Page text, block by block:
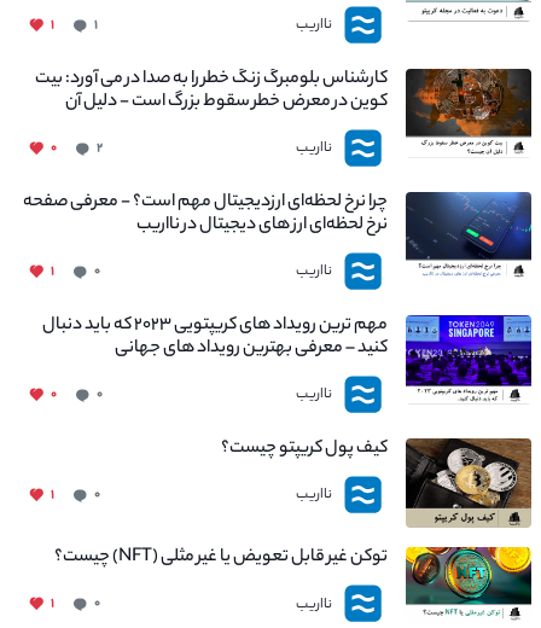
نااریب ۱ ۱
کارشناس بلومبرگ زنگ خطر را به صدا در می آورد: بیت
کوین در معرض خطر سقوط بزرگ است - دلیل آن
چیست؟
نااریب ۲ ۰
چرا نرخ لحظه‌ای ارزدیجیتال مهم است؟ - معرفی صفحه
نرخ لحظه‌ای ارز های دیجیتال در نااریب
نااریب ۰ ۱
مهم ترین رویداد های کریپتویی ۲۰۲۳ که باید دنبال
کنید – معرفی بهترین رویداد های جهانی
نااریب ۰ ۰
کیف پول کریپتو چیست؟
نااریب ۰ ۱
توکن غیر قابل تعویض یا غیر مثلی (NFT) چیست؟
نااریب ۰ ۱